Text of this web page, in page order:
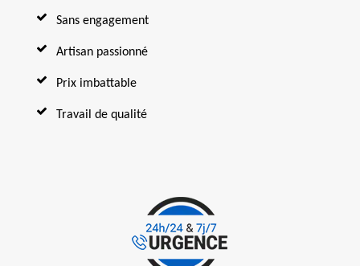
Sans engagement
Artisan passionné
Prix imbattable
Travail de qualité